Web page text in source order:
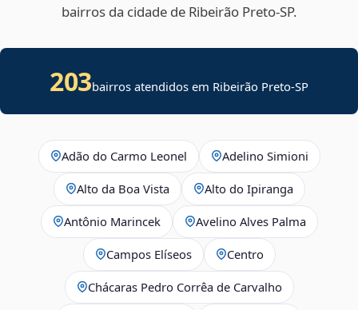
bairros da cidade de Ribeirão Preto‑SP.
203bairros atendidos em Ribeirão Preto-SP
Adão do Carmo Leonel Adelino Simioni
Alto da Boa Vista Alto do Ipiranga
Antônio Marincek Avelino Alves Palma
Campos Elíseos Centro
Chácaras Pedro Corrêa de Carvalho